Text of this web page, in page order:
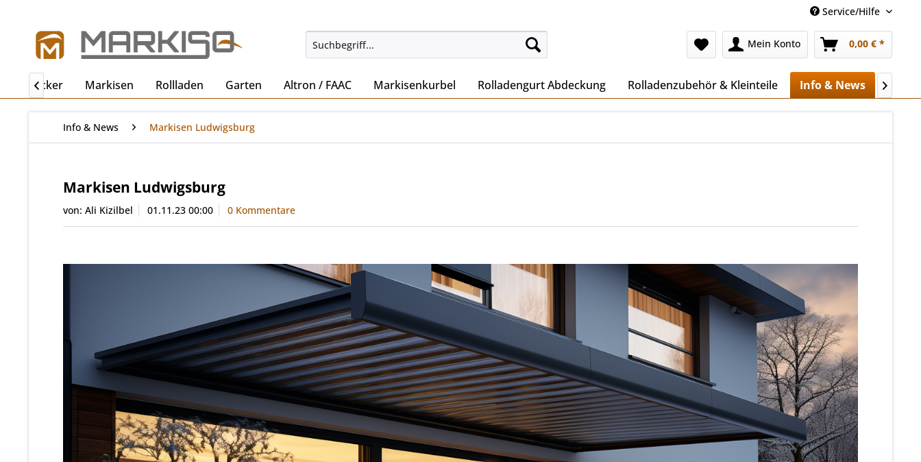
Service/Hilfe
Mein Konto 0,00 € *
Becker Markisen Rollladen Garten Altron / FAAC Markisenkurbel Rolladengurt Abdeckung Rolladenzubehör & Kleinteile Info & News
 
Info & News Markisen Ludwigsburg
Markisen Ludwigsburg
von: Ali Kizilbel 01.11.23 00:00 0 Kommentare